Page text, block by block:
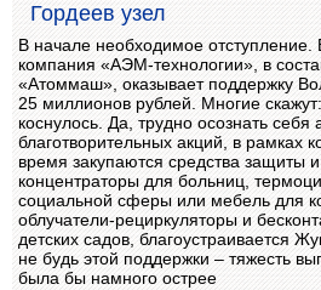
Гордеев узел
В начале необходимое отступление.
компания «АЭМ-технологии», в
«Атоммаш», оказывает поддержку
25 миллионов рублей. Многие
коснулось. Да, трудно осознать себя
благотворительных акций, в рамках
время закупаются средства защиты
концентраторы для больниц,
социальной сферы или мебель для
облучатели-рециркуляторы и
детских садов, благоустраивается
не будь этой поддержки – тяжесть
была бы намного острее